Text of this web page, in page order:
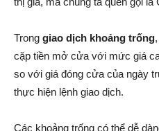
Trong giao dịch khoảng trống
cặp tiền mở cửa với mức giá
so với giá đóng cửa của ngày
thực hiện lệnh giao dịch.
Các khoảng trống có thể dễ